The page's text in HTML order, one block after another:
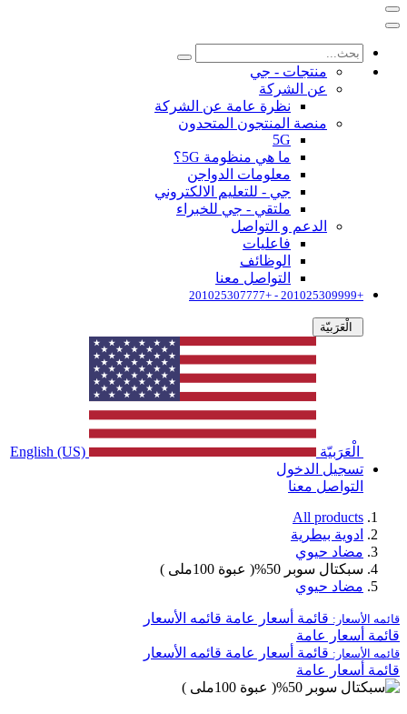
منتجات - جي
عن الشركة
نظرة عامة عن الشركة
منصة المنتجون المتحدون
5G
ما هي منظومة 5G؟
معلومات الدواجن
جي - للتعليم الالكتروني
ملتقي - جي للخبراء
الدعم و التواصل
فاعليات
الوظائف
التواصل معنا
+201025309999 - +201025307777
الْعَرَبيّة
الْعَرَبيّة
English (US)
تسجيل الدخول
التواصل معنا
All products
ادوية بيطرية
مضاد حيوي
سبكتال سوبر 50%( عبوة 100ملى )
مضاد حيوي
قائمه الأسعار: قائمة أسعار عامة قائمه الأسعار
قائمة أسعار عامة
قائمه الأسعار: قائمة أسعار عامة قائمه الأسعار
قائمة أسعار عامة